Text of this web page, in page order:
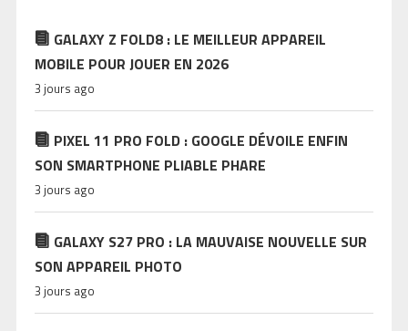
GALAXY Z FOLD8 : LE MEILLEUR APPAREIL
MOBILE POUR JOUER EN 2026
3 jours ago
PIXEL 11 PRO FOLD : GOOGLE DÉVOILE ENFIN
SON SMARTPHONE PLIABLE PHARE
3 jours ago
GALAXY S27 PRO : LA MAUVAISE NOUVELLE SUR
SON APPAREIL PHOTO
3 jours ago